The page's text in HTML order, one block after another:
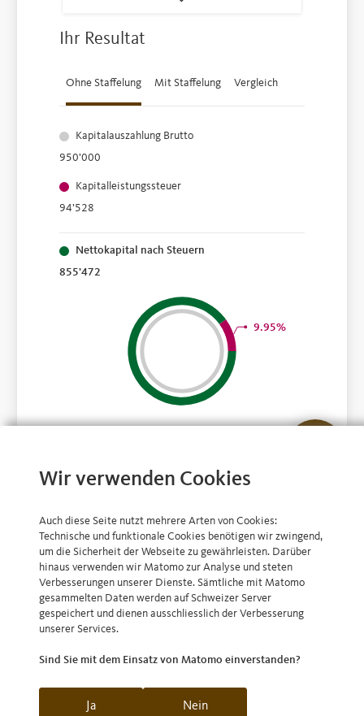
Ihr Resultat
Ohne Staffelung Mit Staffelung Vergleich
9.95%
Kapitalauszahlung Brutto
950’000
Kapitalleistungssteuer
94’528
Nettokapital nach Steuern
855’472
©2026 Bernerland Bank AG
AGB
Termin
Wir verwenden Cookies
Auch diese Seite nutzt mehrere Arten von Cookies:
Technische und funktionale Cookies benötigen wir zwingend,
um die Sicherheit der Webseite zu gewährleisten. Darüber
hinaus verwenden wir Matomo zur Analyse und steten
Verbesserungen unserer Dienste. Sämtliche mit Matomo
gesammelten Daten werden auf Schweizer Server
gespeichert und dienen ausschliesslich der Verbesserung
unserer Services.
Sind Sie mit dem Einsatz von Matomo einverstanden?
Ja Nein